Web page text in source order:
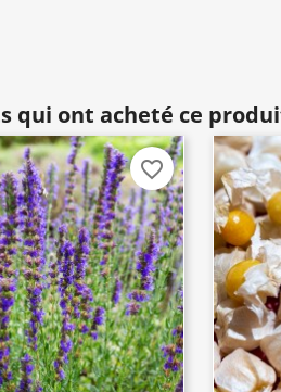
qui ont acheté ce
favorite_border